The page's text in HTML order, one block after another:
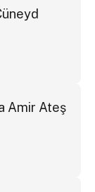
Amir Ateş